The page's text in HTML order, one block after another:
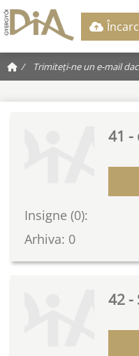
/ Trimiteți-ne un e-mail
41 -
Insigne (0):
Arhiva: 0
42 -